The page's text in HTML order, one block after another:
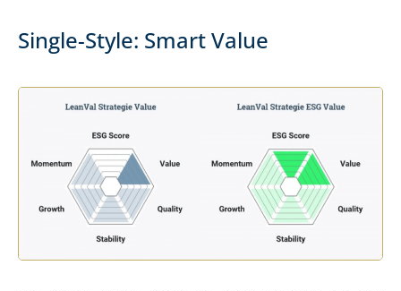
Single-Style: Smart Value